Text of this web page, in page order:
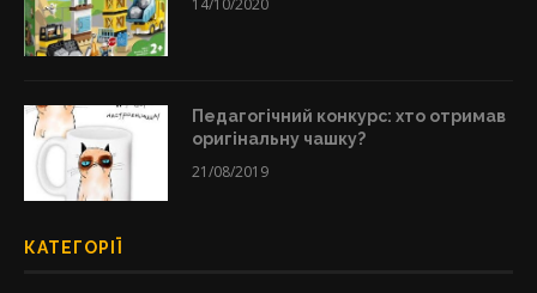
14/10/2020
Педагогічний конкурс: хто отримав
оригінальну чашку?
21/08/2019
КАТЕГОРІЇ